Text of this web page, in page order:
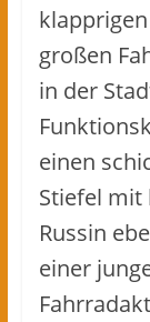
großen
in der
einen
Stiefel mit
Russin
einer